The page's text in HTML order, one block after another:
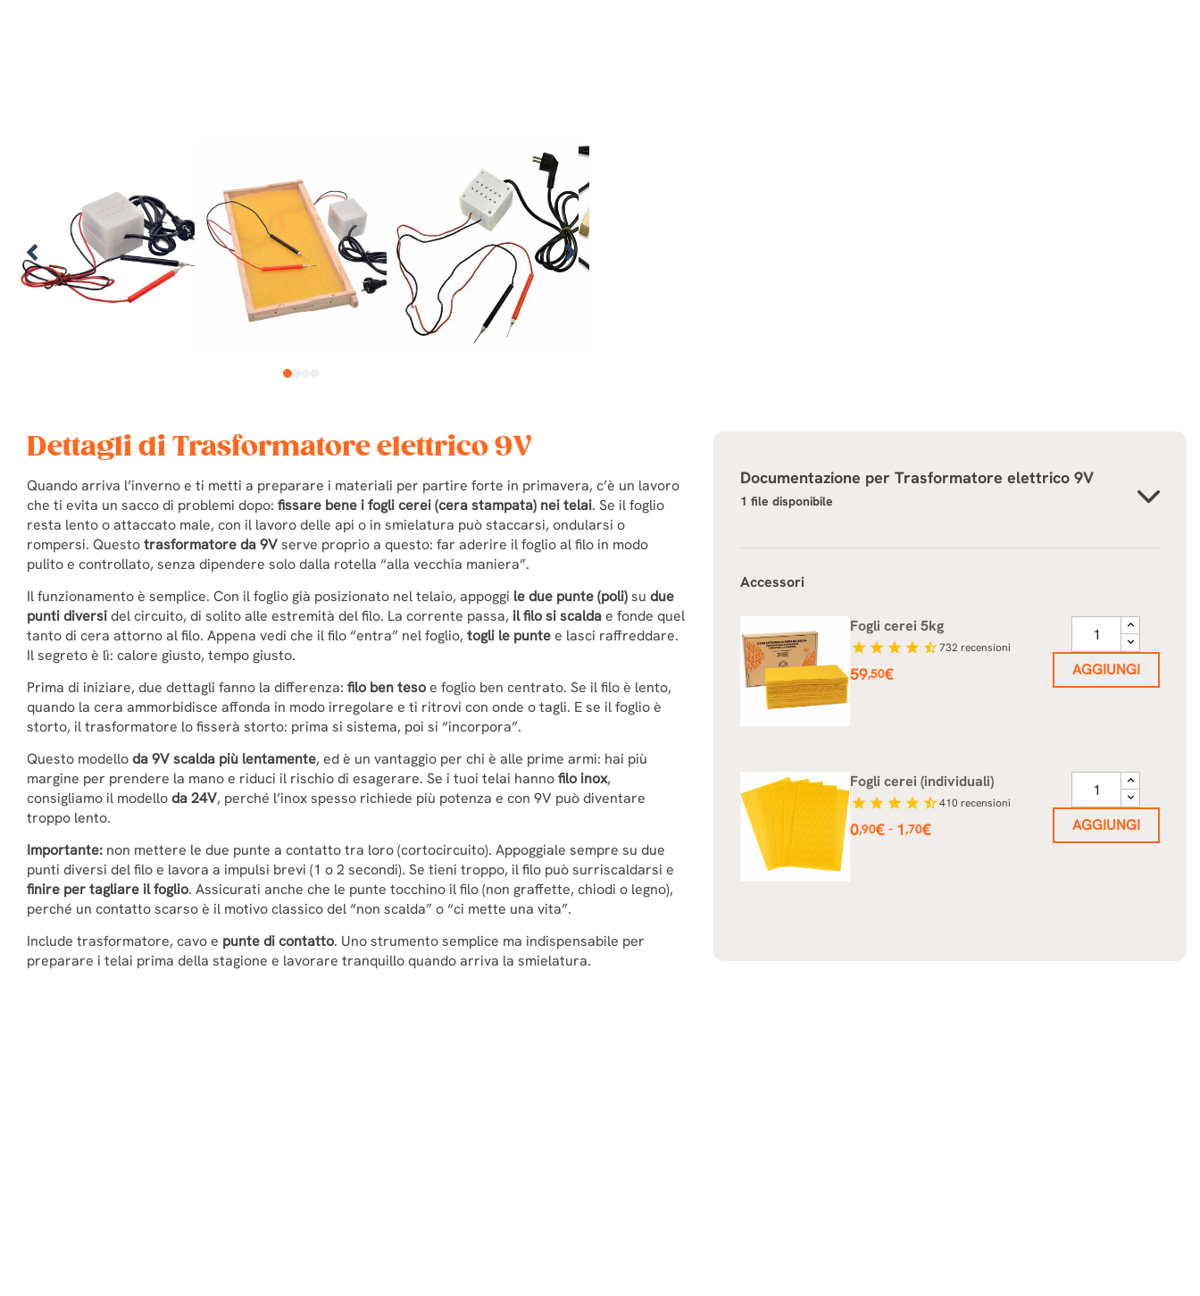
1
Dettagli di Trasformatore elettrico 9V
Quando arriva l’inverno e ti metti a preparare i materiali per partire forte in primavera, c’è un lavoro
che ti evita un sacco di problemi dopo: fissare bene i fogli cerei (cera stampata) nei telai. Se il foglio
resta lento o attaccato male, con il lavoro delle api o in smielatura può staccarsi, ondularsi o
rompersi. Questotrasformatore da 9Vserve proprio a questo: far aderire il foglio al filo in modo
pulito e controllato, senza dipendere solo dalla rotella “alla vecchia maniera”.
Il funzionamento è semplice. Con il foglio già posizionato nel telaio, appoggi le due punte (poli)su due
punti diversidel circuito, di solito alle estremità del filo. La corrente passa, il filo si scaldae fonde quel
tanto di cera attorno al filo. Appena vedi che il filo “entra” nel foglio, togli le puntee lasci raffreddare.
Il segreto è lì: calore giusto, tempo giusto.
Prima di iniziare, due dettagli fanno la differenza: filo ben tesoe foglio ben centrato. Se il filo è lento,
quando la cera ammorbidisce affonda in modo irregolare e ti ritrovi con onde o tagli. E se il foglio è
storto, il trasformatore lo fisserà storto: prima si sistema, poi si “incorpora”.
Questo modelloda 9V scalda più lentamente, ed è un vantaggio per chi è alle prime armi: hai più
margine per prendere la mano e riduci il rischio di esagerare. Se i tuoi telai hannofilo inox,
consigliamo il modelloda 24V, perché l’inox spesso richiede più potenza e con 9V può diventare
troppo lento.
Importante: non mettere le due punte a contatto tra loro (cortocircuito). Appoggiale sempre su due
punti diversi del filo e lavora a impulsi brevi (1 o 2 secondi). Se tieni troppo, il filo può surriscaldarsi e
finire per tagliare il foglio. Assicurati anche che le punte tocchino il filo (non graffette, chiodi o legno),
perché un contatto scarso è il motivo classico del “non scalda” o “ci mette una vita”.
Include trasformatore, cavo e punte di contatto. Uno strumento semplice ma indispensabile per
preparare i telai prima della stagione e lavorare tranquillo quando arriva la smielatura.
Documentazione per Trasformatore elettrico 9V
1 file disponibile
Accessori
Fogli cerei 5kg
star star star star star_half732recensioni
Prezzo
59,50€ AGGIUNGI
Fogli cerei (individuali)
star star star star star_half410 recensioni
Prezzo
0,90€ - 1,70€ AGGIUNGI